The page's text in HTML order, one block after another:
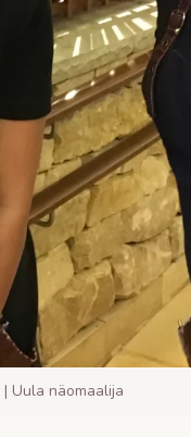
Uula näomaalija